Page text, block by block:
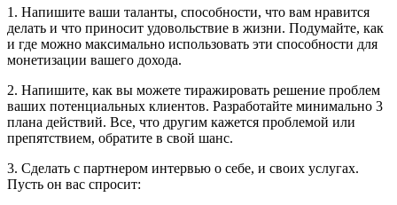
1. Напишите ваши таланты, способности, что вам нравится
делать и что приносит удовольствие в жизни. Подумайте, как
и где можно максимально использовать эти способности для
монетизации вашего дохода.
2. Напишите, как вы можете тиражировать решение проблем
ваших потенциальных клиентов. Разработайте минимально 3
плана действий. Все, что другим кажется проблемой или
препятствием, обратите в свой шанс.
3. Сделать с партнером интервью о себе, и своих услугах.
Пусть он вас спросит: